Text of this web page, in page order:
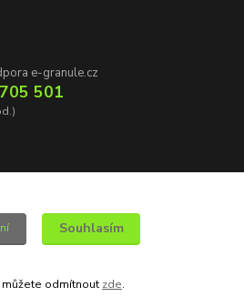
e-granule.cz
501
*** Všechna práva vyhrazena
Souhlasím
můžete odmítnout zde.